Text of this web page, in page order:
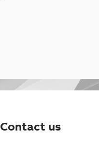
Contact us